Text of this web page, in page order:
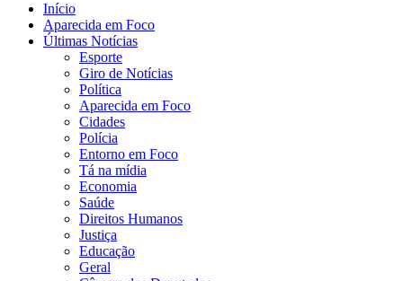
Início
Aparecida em Foco
Últimas Notícias
Esporte
Giro de Notícias
Política
Aparecida em Foco
Cidades
Polícia
Entorno em Foco
Tá na mídia
Economia
Saúde
Direitos Humanos
Justiça
Educação
Geral